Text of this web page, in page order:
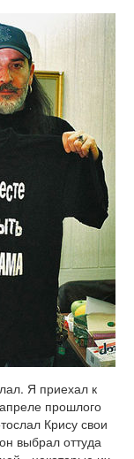
Я приехал к
прошлого
Крису свои
выбрал оттуда